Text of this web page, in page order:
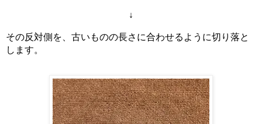
↓
その反対側を、古いものの長さに合わせるように切り落と
します。